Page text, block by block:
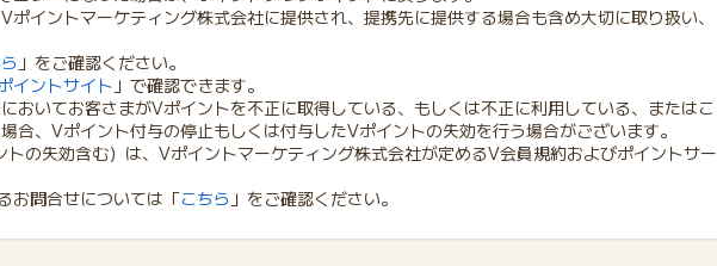
ポイントマーケティング株式会社に提供され、提携先に提供する場合も含め大切に取り扱い、
」をご確認ください。
イントサイト 」で確認できます。
おいてお客さまがVポイントを不正に取得している、もしくは不正に利用している、またはこ
合、Vポイント付与の停止もしくは付与したVポイントの失効を行う場合がございます。
トの失効含む）は、Vポイントマーケティング株式会社が定めるV会員規約およびポイントサー
お問合せについては「こちら 」をご確認ください。